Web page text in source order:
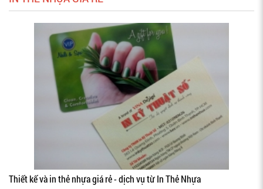
Thiết kế và in thẻ nhựa giá rẻ - dịch vụ từ In Thẻ Nhựa